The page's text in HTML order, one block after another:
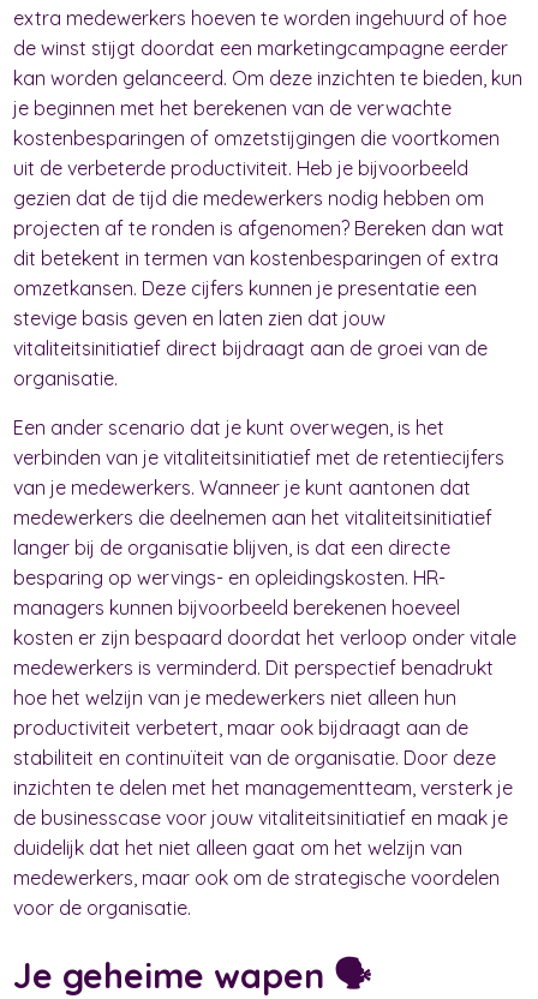
extra medewerkers hoeven te worden ingehuurd of hoe
de winst stijgt doordat een marketingcampagne eerder
kan worden gelanceerd. Om deze inzichten te bieden, kun
je beginnen met het berekenen van de verwachte
kostenbesparingen of omzetstijgingen die voortkomen
uit de verbeterde productiviteit. Heb je bijvoorbeeld
gezien dat de tijd die medewerkers nodig hebben om
projecten af te ronden is afgenomen? Bereken dan wat
dit betekent in termen van kostenbesparingen of extra
omzetkansen. Deze cijfers kunnen je presentatie een
stevige basis geven en laten zien dat jouw
vitaliteitsinitiatief direct bijdraagt aan de groei van de
organisatie.
Een ander scenario dat je kunt overwegen, is het
verbinden van je vitaliteitsinitiatief met de retentiecijfers
van je medewerkers. Wanneer je kunt aantonen dat
medewerkers die deelnemen aan het vitaliteitsinitiatief
langer bij de organisatie blijven, is dat een directe
besparing op wervings- en opleidingskosten. HR-
managers kunnen bijvoorbeeld berekenen hoeveel
kosten er zijn bespaard doordat het verloop onder vitale
medewerkers is verminderd. Dit perspectief benadrukt
hoe het welzijn van je medewerkers niet alleen hun
productiviteit verbetert, maar ook bijdraagt aan de
stabiliteit en continuïteit van de organisatie. Door deze
inzichten te delen met het managementteam, versterk je
de businesscase voor jouw vitaliteitsinitiatief en maak je
duidelijk dat het niet alleen gaat om het welzijn van
medewerkers, maar ook om de strategische voordelen
voor de organisatie.
Je geheime wapen 🗣️